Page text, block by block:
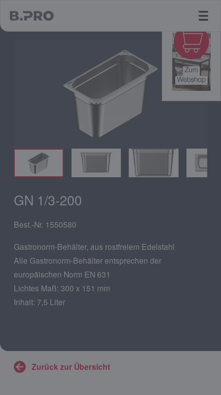
GN 1/3-200
Best.-Nr. 1550580
Gastronorm-Behälter, aus rostfreiem Edelstahl
Alle Gastronorm-Behälter entsprechen der
europäischen Norm EN 631
Lichtes Maß: 300 x 151 mm
Inhalt: 7,5 Liter
Zurück zur Übersicht